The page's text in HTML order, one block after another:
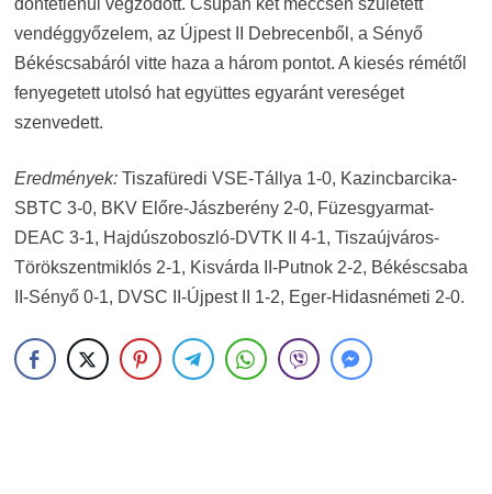
döntetlenül végződött. Csupán két meccsen született
vendéggyőzelem, az Újpest II Debrecenből, a Sényő
Békéscsabáról vitte haza a három pontot. A kiesés rémétől
fenyegetett utolsó hat együttes egyaránt vereséget
szenvedett.
Eredmények:Tiszafüredi VSE-Tállya 1-0, Kazincbarcika-
SBTC 3-0, BKV Előre-Jászberény 2-0, Füzesgyarmat-
DEAC 3-1, Hajdúszoboszló-DVTK II 4-1, Tiszaújváros-
Törökszentmiklós 2-1, Kisvárda II-Putnok 2-2, Békéscsaba
II-Sényő 0-1, DVSC II-Újpest II 1-2, Eger-Hidasnémeti 2-0.